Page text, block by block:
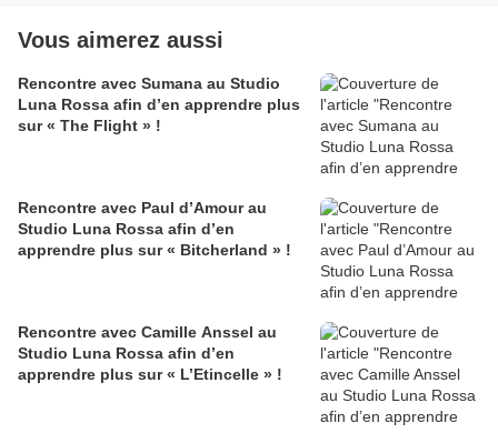
Vous aimerez aussi
Rencontre avec Sumana au Studio
Luna Rossa afin d’en apprendre plus
sur « The Flight » !
Rencontre avec Paul d’Amour au
Studio Luna Rossa afin d’en
apprendre plus sur « Bitcherland » !
Rencontre avec Camille Anssel au
Studio Luna Rossa afin d’en
apprendre plus sur « L’Etincelle » !